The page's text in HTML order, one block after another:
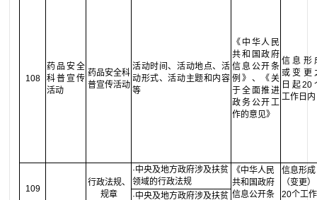
108
药品安全
科普宣传
活动
药品安全科
普宣传活动
活动时间、活动地点、活
动形式、活动主题和内容
等
《中华人民
共和国政府
信息公开条
例》、《关
于全面推进
政务公开工
作的意见》
信息形
或变更
日起20
工作日内
109
行政法规、
规章
·中央及地方政府涉及扶贫
领域的行政法规
《中华人民
共和国政府
信息公开条
信息形成
（变更）
20个工作
·中央及地方政府涉及扶贫